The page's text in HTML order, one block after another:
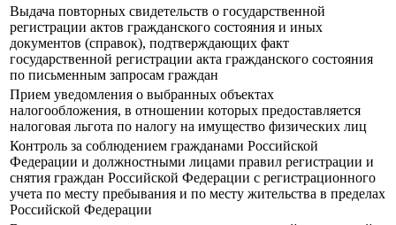
Выдача повторных свидетельств о государственной
регистрации актов гражданского состояния и иных
документов (справок), подтверждающих факт
государственной регистрации акта гражданского состояния
по письменным запросам граждан
Прием уведомления о выбранных объектах
налогообложения, в отношении которых предоставляется
налоговая льгота по налогу на имущество физических лиц
Контроль за соблюдением гражданами Российской
Федерации и должностными лицами правил регистрации и
снятия граждан Российской Федерации с регистрационного
учета по месту пребывания и по месту жительства в пределах
Российской Федерации